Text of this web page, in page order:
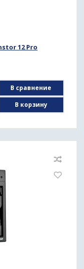
12 Pro
В сравнение
В корзину